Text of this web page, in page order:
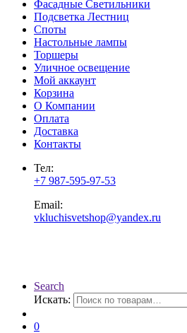
Фасадные Светильники
Подсветка Лестниц
Споты
Настольные лампы
Торшеры
Уличное освещение
Мой аккаунт
Корзина
О Компании
Оплата
Доставка
Контакты
Тел:
+7 987-595-97-53
Email:
vkluchisvetshop@yandex.ru
Search
Искать:
0